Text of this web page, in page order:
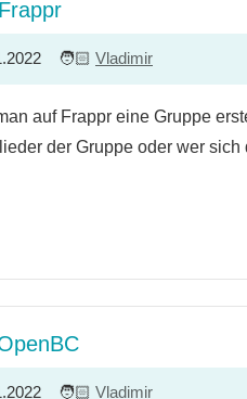
Vladimir
auf Frappr eine Gruppe
der Gruppe oder wer sich
Vladimir